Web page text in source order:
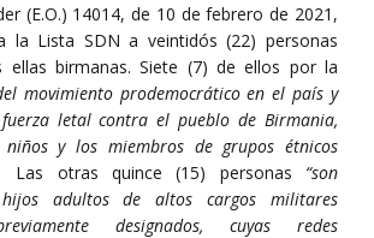
(E.O.) 14014, de 10 de febrero de 2021,
la Lista SDN a veintidós (22) personas
ellas birmanas. Siete (7) de ellos por la
movimiento prodemocrático en el país y
letal contra el pueblo de Birmania,
y los miembros de grupos étnicos
Las otras quince (15) personas “son
adultos de altos cargos militares
designados, cuyas redes